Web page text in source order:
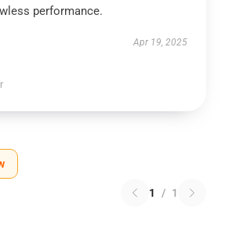
performance.
Apr 19, 2025
1 / 1